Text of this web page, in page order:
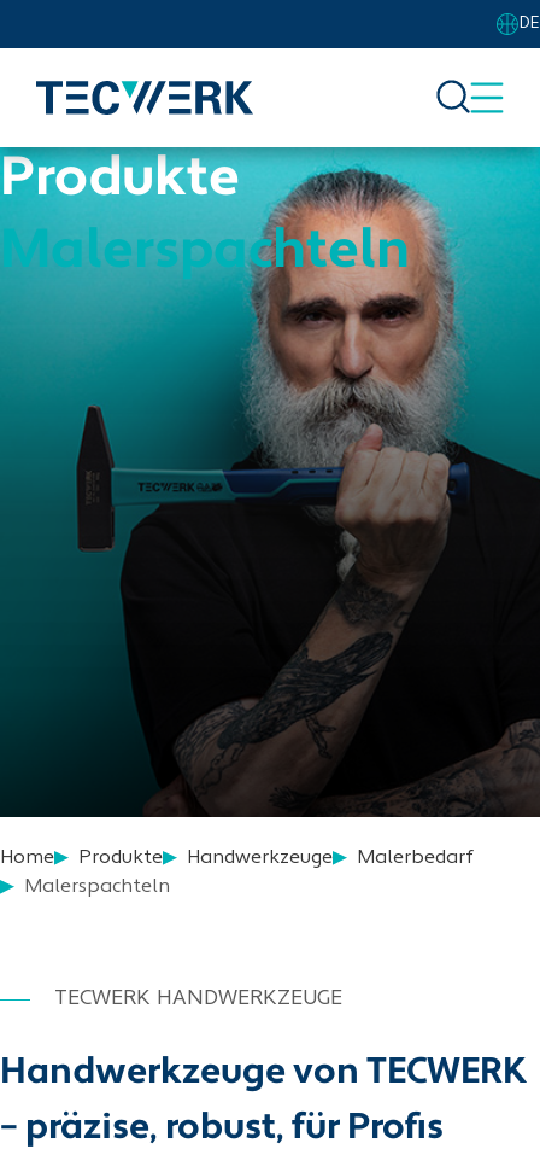
DE
Produkte
Malerspachteln
Home Produkte Handwerkzeuge
Malerbedarf
Malerspachteln
Handwerkzeuge von TECWERK
– präzise, robust, für Profis
TECWERK HANDWERKZEUGE